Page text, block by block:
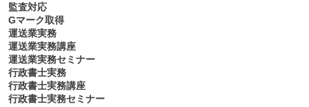
監査対応
Gマーク取得
運送業実務
運送業実務講座
運送業実務セミナー
行政書士実務
行政書士実務講座
行政書士実務セミナー